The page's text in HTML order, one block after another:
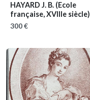
HAYARD J. B. (Ecole
française, XVIIIe siècle)
300 €